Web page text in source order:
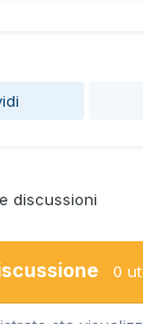
discussioni
0